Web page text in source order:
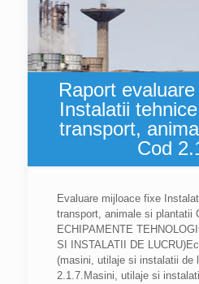
Raport
Instalatii
transport,
Cod
Evaluare mijloace fixe
transport, animale si plantatii
ECHIPAMENTE
SI INSTALATII DE
(masini, utilaje si instalatii de
2.1.7.Masini, utilaje si